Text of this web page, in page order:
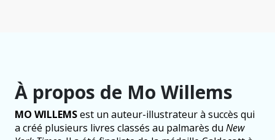
À propos de Mo Willems
MO WILLEMSest un auteur-illustrateur à succès qui
a créé plusieurs livres classés au palmarès du New